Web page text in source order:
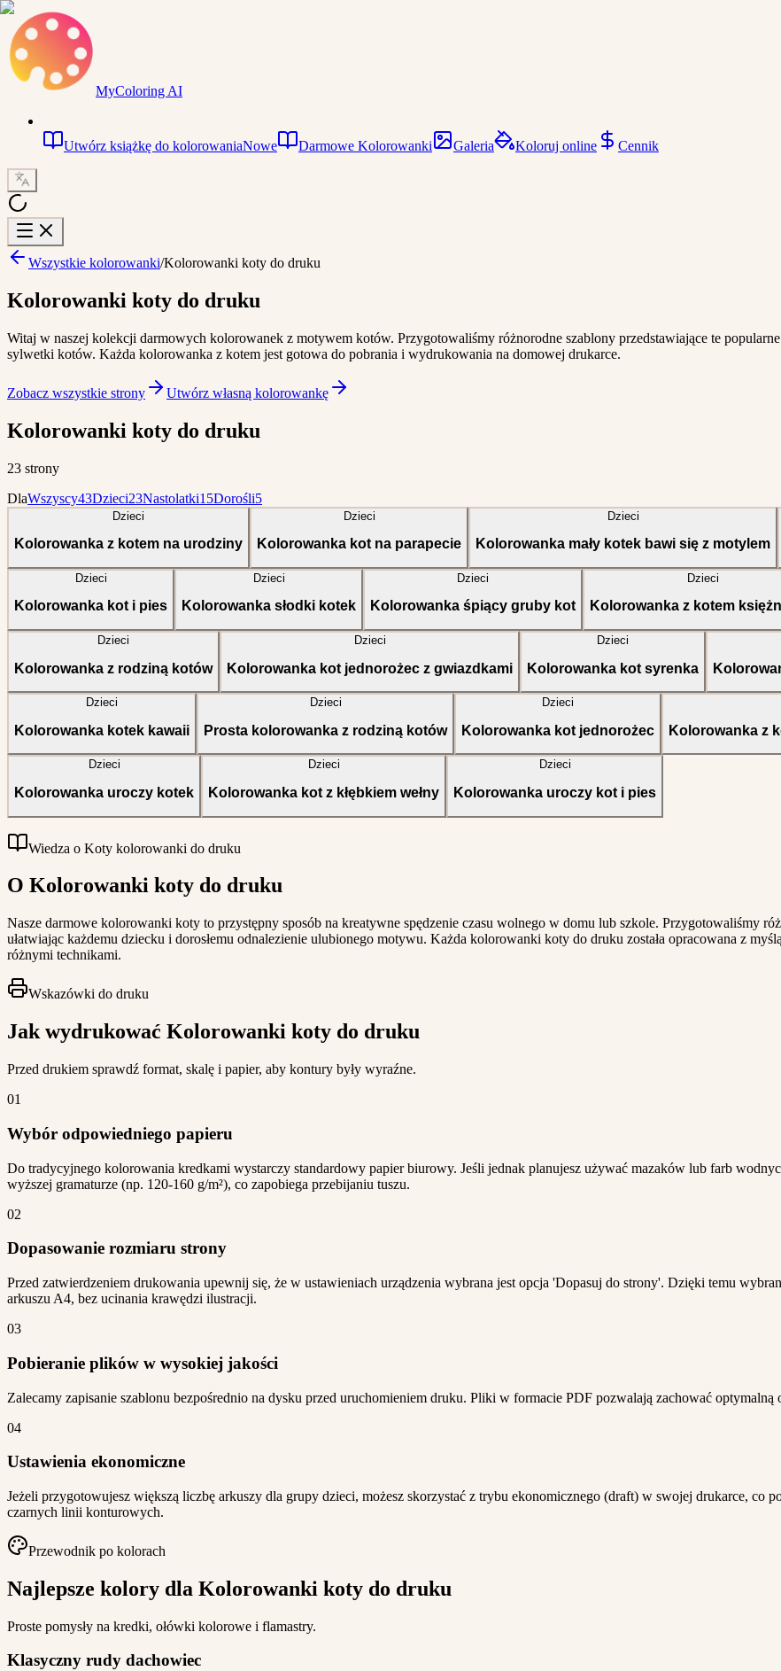
MyColoring AI
Utwórz książkę do kolorowaniaNowe Darmowe Kolorowanki Galeria Koloruj online Cennik
Wszystkie kolorowanki/Kolorowanki koty do druku
Kolorowanki koty do druku
Witaj w naszej kolekcji darmowych kolorowanek z motywem kotów. Przygotowaliśmy różnorodne szablony przedstawiające te
sylwetki kotów. Każda kolorowanka z kotem jest gotowa do pobrania i wydrukowania na domowej drukarce.
Zobacz wszystkie strony Utwórz własną kolorowankę
Kolorowanki koty do druku
23 strony
DlaWszyscy43Dzieci23Nastolatki15Dorośli5
Dzieci
Kolorowanka z kotem na urodziny
Dzieci
Kolorowanka kot na parapecie
Dzieci
Kolorowanka mały kotek bawi się z motylem
Dzieci
Kolorowanka kot i pies
Dzieci
Kolorowanka słodki kotek
Dzieci
Kolorowanka śpiący gruby kot
Dzieci
Kolorowanka z kotem
Dzieci
Kolorowanka z rodziną kotów
Dzieci
Kolorowanka kot jednorożec z gwiazdkami
Dzieci
Kolorowanka kot syrenka
Dzieci
Kolorowanka kotek kawaii
Dzieci
Prosta kolorowanka z rodziną kotów
Dzieci
Kolorowanka kot jednorożec Kolorowanka z
Dzieci
Kolorowanka uroczy kotek
Dzieci
Kolorowanka kot z kłębkiem wełny
Dzieci
Kolorowanka uroczy kot i pies
Wiedza o Koty kolorowanki do druku
O Kolorowanki koty do druku
Nasze darmowe kolorowanki koty to przystępny sposób na kreatywne spędzenie czasu wolnego w domu lub szkole. Przygotowaliśmy
ułatwiając każdemu dziecku i dorosłemu odnalezienie ulubionego motywu. Każda kolorowanki koty do druku została opracowana z
różnymi technikami.
Wskazówki do druku
Jak wydrukować Kolorowanki koty do druku
Przed drukiem sprawdź format, skalę i papier, aby kontury były wyraźne.
01
Wybór odpowiedniego papieru
Do tradycyjnego kolorowania kredkami wystarczy standardowy papier biurowy. Jeśli jednak planujesz używać mazaków lub farb
wyższej gramaturze (np. 120-160 g/m²), co zapobiega przebijaniu tuszu.
02
Dopasowanie rozmiaru strony
Przed zatwierdzeniem drukowania upewnij się, że w ustawieniach urządzenia wybrana jest opcja 'Dopasuj do strony'. Dzięki temu
arkuszu A4, bez ucinania krawędzi ilustracji.
03
Pobieranie plików w wysokiej jakości
Zalecamy zapisanie szablonu bezpośrednio na dysku przed uruchomieniem druku. Pliki w formacie PDF pozwalają zachować
04
Ustawienia ekonomiczne
Jeżeli przygotowujesz większą liczbę arkuszy dla grupy dzieci, możesz skorzystać z trybu ekonomicznego (draft) w swojej drukarce, co
czarnych linii konturowych.
Przewodnik po kolorach
Najlepsze kolory dla Kolorowanki koty do druku
Proste pomysły na kredki, ołówki kolorowe i flamastry.
Klasyczny rudy dachowiec